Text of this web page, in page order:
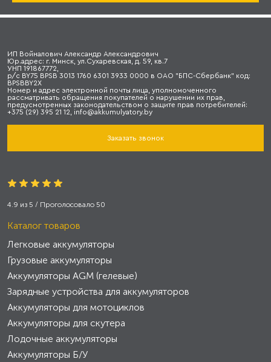
ИП Войналович Александр Александрович
Юр.адрес: г. Минск, ул.Сухаревская, д. 59, кв.7
УНП 191867772,
р/с BY75 BPSB 3013 1760 6301 3933 0000 в ОАО "БПС-Сбербанк" код:
BPSBBY2X
Номер и адрес электронной почты лица, уполномоченного
рассматривать обращения покупателей о нарушении их прав,
предусмотренных законодательством о защите прав потребителей:
+375 (29) 395 21 12, info@akkumulyatory.by
Заказать звонок
4.9 из 5 / Проголосовало 50
Каталог товаров
Легковые аккумуляторы
Грузовые аккумуляторы
Аккумуляторы AGM (гелевые)
Зарядные устройства для аккумуляторов
Аккумуляторы для мотоциклов
Аккумуляторы для скутера
Лодочные аккумуляторы
Аккумуляторы Б/У